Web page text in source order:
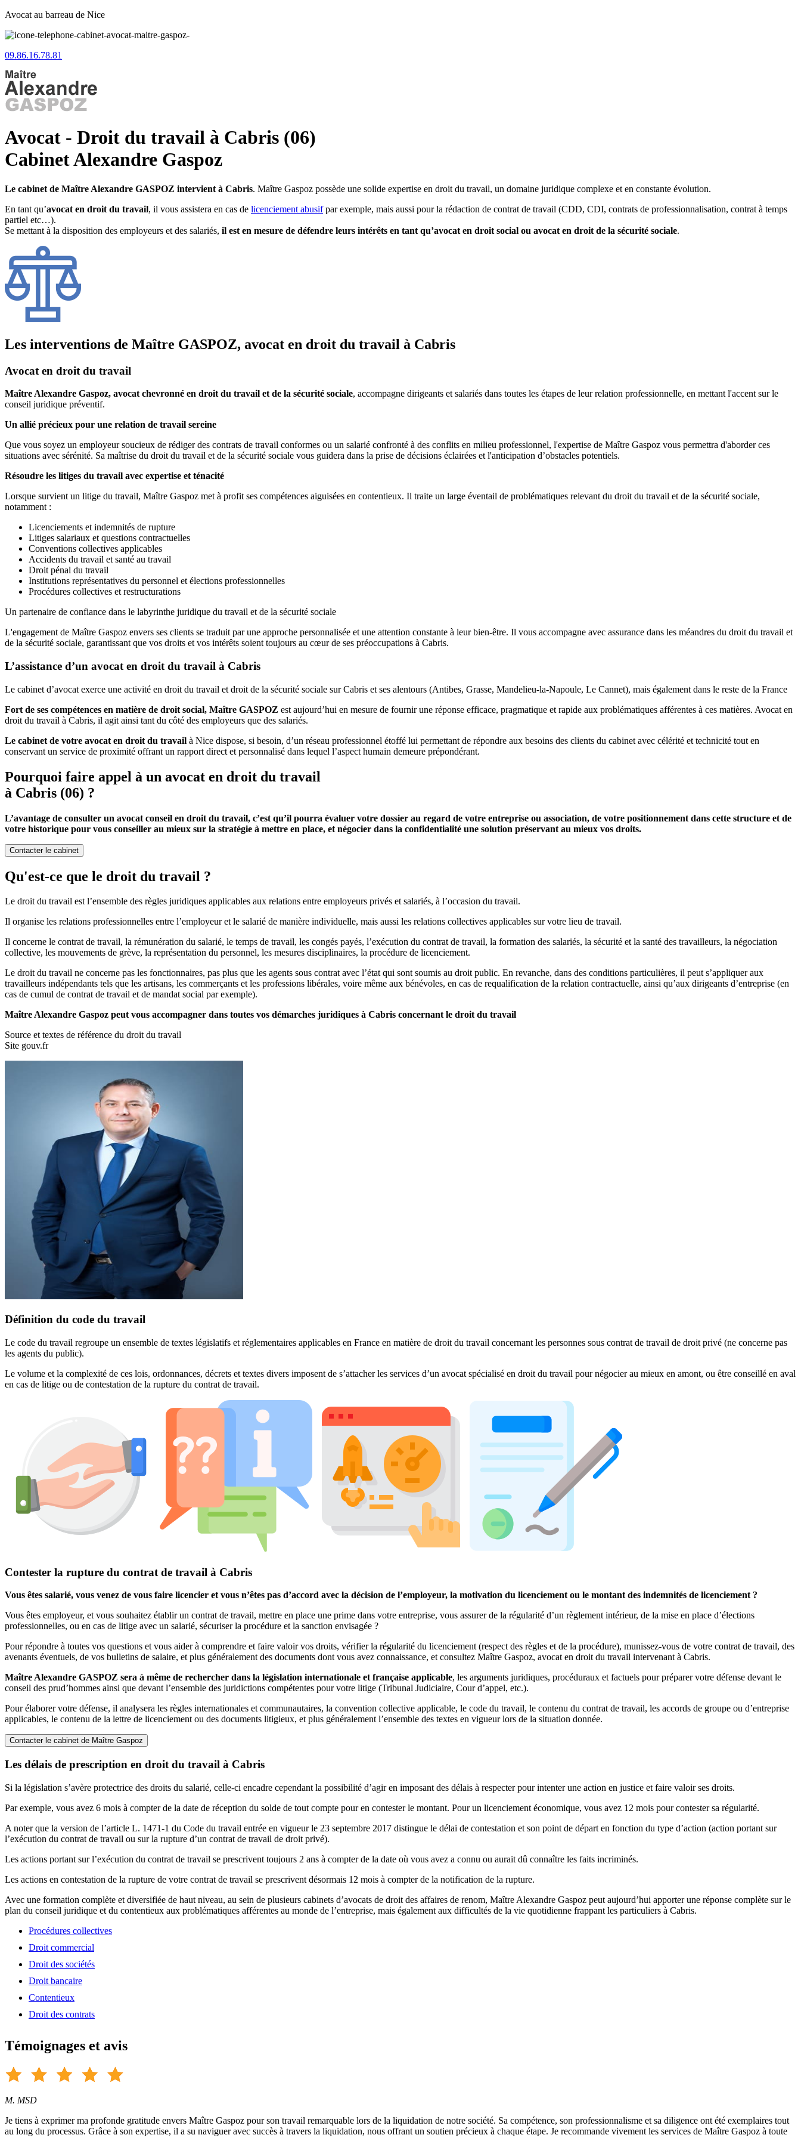
Avocat au barreau de Nice
09.86.16.78.81
Avocat - Droit du travail à Cabris (06)
Cabinet Alexandre Gaspoz
Le cabinet de Maître Alexandre GASPOZ intervient à Cabris. Maître Gaspoz possède une solide expertise en droit du travail, un domaine juridique complexe et en constante évolution.
En tant qu’avocat en droit du travail, il vous assistera en cas de licenciement abusifpar exemple, mais aussi pour la rédaction de contrat de travail (CDD, CDI, contrats de professionnalisation, contrat à temps
partiel etc…).
Se mettant à la disposition des employeurs et des salariés, il est en mesure de défendre leurs intérêts en tant qu’avocat en droit social ou avocat en droit de la sécurité sociale.
Les interventions de Maître GASPOZ, avocat en droit du travail à Cabris
Avocat en droit du travail
Maître Alexandre Gaspoz, avocat chevronné en droit du travail et de la sécurité sociale, accompagne dirigeants et salariés dans toutes les étapes de leur relation professionnelle, en mettant l'accent sur le
conseil juridique préventif.
Un allié précieux pour une relation de travail sereine
Que vous soyez un employeur soucieux de rédiger des contrats de travail conformes ou un salarié confronté à des conflits en milieu professionnel, l'expertise de Maître Gaspoz vous permettra d'aborder ces
situations avec sérénité. Sa maîtrise du droit du travail et de la sécurité sociale vous guidera dans la prise de décisions éclairées et l'anticipation d’obstacles potentiels.
Résoudre les litiges du travail avec expertise et ténacité
Lorsque survient un litige du travail, Maître Gaspoz met à profit ses compétences aiguisées en contentieux. Il traite un large éventail de problématiques relevant du droit du travail et de la sécurité sociale,
notamment :
Licenciements et indemnités de rupture
Litiges salariaux et questions contractuelles
Conventions collectives applicables
Accidents du travail et santé au travail
Droit pénal du travail
Institutions représentatives du personnel et élections professionnelles
Procédures collectives et restructurations
Un partenaire de confiance dans le labyrinthe juridique du travail et de la sécurité sociale
L'engagement de Maître Gaspoz envers ses clients se traduit par une approche personnalisée et une attention constante à leur bien-être. Il vous accompagne avec assurance dans les méandres du droit du travail et
de la sécurité sociale, garantissant que vos droits et vos intérêts soient toujours au cœur de ses préoccupations à Cabris.
L’assistance d’un avocat en droit du travail à Cabris
Le cabinet d’avocat exerce une activité en droit du travail et droit de la sécurité sociale sur Cabris et ses alentours (Antibes, Grasse, Mandelieu-la-Napoule, Le Cannet), mais également dans le reste de la France
Fort de ses compétences en matière de droit social, Maître GASPOZ est aujourd’hui en mesure de fournir une réponse efficace, pragmatique et rapide aux problématiques afférentes à ces matières. Avocat en
droit du travail à Cabris, il agit ainsi tant du côté des employeurs que des salariés.
Le cabinet de votre avocat en droit du travail à Nice dispose, si besoin, d’un réseau professionnel étoffé lui permettant de répondre aux besoins des clients du cabinet avec célérité et technicité tout en
conservant un service de proximité offrant un rapport direct et personnalisé dans lequel l’aspect humain demeure prépondérant.
Pourquoi faire appel à un avocat en droit du travail
à Cabris (06) ?
L’avantage de consulter un avocat conseil en droit du travail, c’est qu’il pourra évaluer votre dossier au regard de votre entreprise ou association, de votre positionnement dans cette structure et de
votre historique pour vous conseiller au mieux sur la stratégie à mettre en place, et négocier dans la confidentialité une solution préservant au mieux vos droits.
Contacter le cabinet
Qu'est-ce que le droit du travail ?
Le droit du travail est l’ensemble des règles juridiques applicables aux relations entre employeurs privés et salariés, à l’occasion du travail.
Il organise les relations professionnelles entre l’employeur et le salarié de manière individuelle, mais aussi les relations collectives applicables sur votre lieu de travail.
Il concerne le contrat de travail, la rémunération du salarié, le temps de travail, les congés payés, l’exécution du contrat de travail, la formation des salariés, la sécurité et la santé des travailleurs, la négociation
collective, les mouvements de grève, la représentation du personnel, les mesures disciplinaires, la procédure de licenciement.
Le droit du travail ne concerne pas les fonctionnaires, pas plus que les agents sous contrat avec l’état qui sont soumis au droit public. En revanche, dans des conditions particulières, il peut s’appliquer aux
travailleurs indépendants tels que les artisans, les commerçants et les professions libérales, voire même aux bénévoles, en cas de requalification de la relation contractuelle, ainsi qu’aux dirigeants d’entreprise (en
cas de cumul de contrat de travail et de mandat social par exemple).
Maître Alexandre Gaspoz peut vous accompagner dans toutes vos démarches juridiques à Cabris concernant le droit du travail
Source et textes de référence du droit du travail
Site gouv.fr
Définition du code du travail
Le code du travail regroupe un ensemble de textes législatifs et réglementaires applicables en France en matière de droit du travail concernant les personnes sous contrat de travail de droit privé (ne concerne pas
les agents du public).
Le volume et la complexité de ces lois, ordonnances, décrets et textes divers imposent de s’attacher les services d’un avocat spécialisé en droit du travail pour négocier au mieux en amont, ou être conseillé en aval
en cas de litige ou de contestation de la rupture du contrat de travail.
Contester la rupture du contrat de travail à Cabris
Vous êtes salarié, vous venez de vous faire licencier et vous n’êtes pas d’accord avec la décision de l’employeur, la motivation du licenciement ou le montant des indemnités de licenciement ?
Vous êtes employeur, et vous souhaitez établir un contrat de travail, mettre en place une prime dans votre entreprise, vous assurer de la régularité d’un règlement intérieur, de la mise en place d’élections
professionnelles, ou en cas de litige avec un salarié, sécuriser la procédure et la sanction envisagée ?
Pour répondre à toutes vos questions et vous aider à comprendre et faire valoir vos droits, vérifier la régularité du licenciement (respect des règles et de la procédure), munissez-vous de votre contrat de travail, des
avenants éventuels, de vos bulletins de salaire, et plus généralement des documents dont vous avez connaissance, et consultez Maître Gaspoz, avocat en droit du travail intervenant à Cabris.
Maître Alexandre GASPOZ sera à même de rechercher dans la législation internationale et française applicable, les arguments juridiques, procéduraux et factuels pour préparer votre défense devant le
conseil des prud’hommes ainsi que devant l’ensemble des juridictions compétentes pour votre litige (Tribunal Judiciaire, Cour d’appel, etc.).
Pour élaborer votre défense, il analysera les règles internationales et communautaires, la convention collective applicable, le code du travail, le contenu du contrat de travail, les accords de groupe ou d’entreprise
applicables, le contenu de la lettre de licenciement ou des documents litigieux, et plus généralement l’ensemble des textes en vigueur lors de la situation donnée.
Contacter le cabinet de Maître Gaspoz
Les délais de prescription en droit du travail à Cabris
Si la législation s’avère protectrice des droits du salarié, celle-ci encadre cependant la possibilité d’agir en imposant des délais à respecter pour intenter une action en justice et faire valoir ses droits.
Par exemple, vous avez 6 mois à compter de la date de réception du solde de tout compte pour en contester le montant. Pour un licenciement économique, vous avez 12 mois pour contester sa régularité.
A noter que la version de l’article L. 1471-1 du Code du travail entrée en vigueur le 23 septembre 2017 distingue le délai de contestation et son point de départ en fonction du type d’action (action portant sur
l’exécution du contrat de travail ou sur la rupture d’un contrat de travail de droit privé).
Les actions portant sur l’exécution du contrat de travail se prescrivent toujours 2 ans à compter de la date où vous avez a connu ou aurait dû connaître les faits incriminés.
Les actions en contestation de la rupture de votre contrat de travail se prescrivent désormais 12 mois à compter de la notification de la rupture.
Avec une formation complète et diversifiée de haut niveau, au sein de plusieurs cabinets d’avocats de droit des affaires de renom, Maître Alexandre Gaspoz peut aujourd’hui apporter une réponse complète sur le
plan du conseil juridique et du contentieux aux problématiques afférentes au monde de l’entreprise, mais également aux difficultés de la vie quotidienne frappant les particuliers à Cabris.
Procédures collectives
Droit commercial
Droit des sociétés
Droit bancaire
Contentieux
Droit des contrats
Témoignages et avis
M. MSD
Je tiens à exprimer ma profonde gratitude envers Maître Gaspoz pour son travail remarquable lors de la liquidation de notre société. Sa compétence, son professionnalisme et sa diligence ont été exemplaires tout
au long du processus. Grâce à son expertise, il a su naviguer avec succès à travers la liquidation, nous offrant un soutien précieux à chaque étape. Je recommande vivement les services de Maître Gaspoz à toute